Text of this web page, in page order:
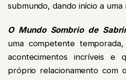
submundo, dando início a uma
O Mundo Sombrio de
uma competente
acontecimentos incríveis e
próprio relacionamento com